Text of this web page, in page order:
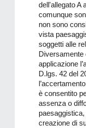
dell'allegato A
comunque
non sono
vista
soggetti alle
Diversamente
applicazione
D.lgs. 42 del
è consentito
assenza o
creazione di